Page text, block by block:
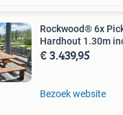
Rockwood® 6x
Hardhout 1.30m
€ 3.439,95
Bezoek website